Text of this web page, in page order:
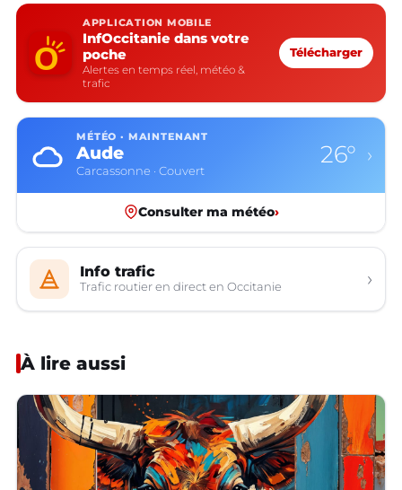
APPLICATION MOBILE
InfOccitanie dans votre
poche
Alertes en temps réel, météo &
trafic
Télécharger
MÉTÉO · MAINTENANT
Aude
Carcassonne · Couvert
26° ›
Consulter ma météo›
Info trafic
Trafic routier en direct en Occitanie ›
À lire aussi